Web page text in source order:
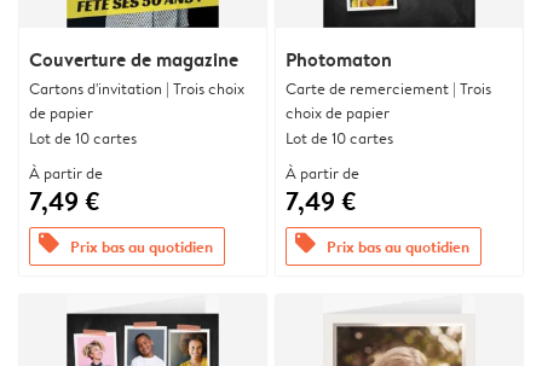
Couverture de magazine
Cartons d'invitation | Trois choix
de papier
Lot de 10 cartes
À partir de
7,49 €
offers Prix bas au quotidien
Photomaton
Carte de remerciement | Trois
choix de papier
Lot de 10 cartes
À partir de
7,49 €
offers Prix bas au quotidien